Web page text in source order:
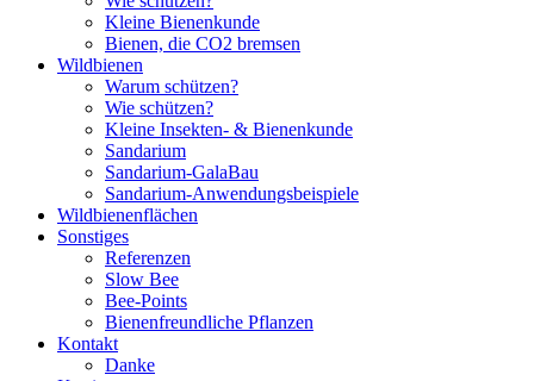
Kleine Bienenkunde
Bienen, die CO2 bremsen
Wildbienen
Warum schützen?
Wie schützen?
Kleine Insekten- & Bienenkunde
Sandarium
Sandarium-GalaBau
Sandarium-Anwendungsbeispiele
Wildbienenflächen
Sonstiges
Referenzen
Slow Bee
Bee-Points
Bienenfreundliche Pflanzen
Kontakt
Danke